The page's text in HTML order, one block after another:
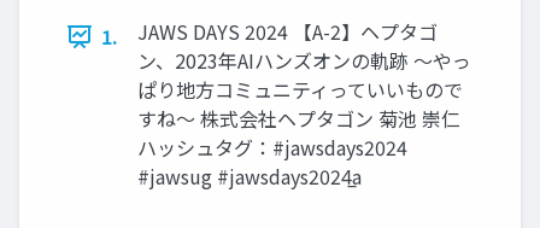
1.
JAWS DAYS 2024 【A-2】ヘプタゴ
ン、2023年AIハンズオンの軌跡 〜やっ
ぱり地方コミュニティっていいもので
すね〜 株式会社ヘプタゴン 菊池 崇仁
ハッシュタグ：#jawsdays2024
#jawsug #jawsdays2024̲a